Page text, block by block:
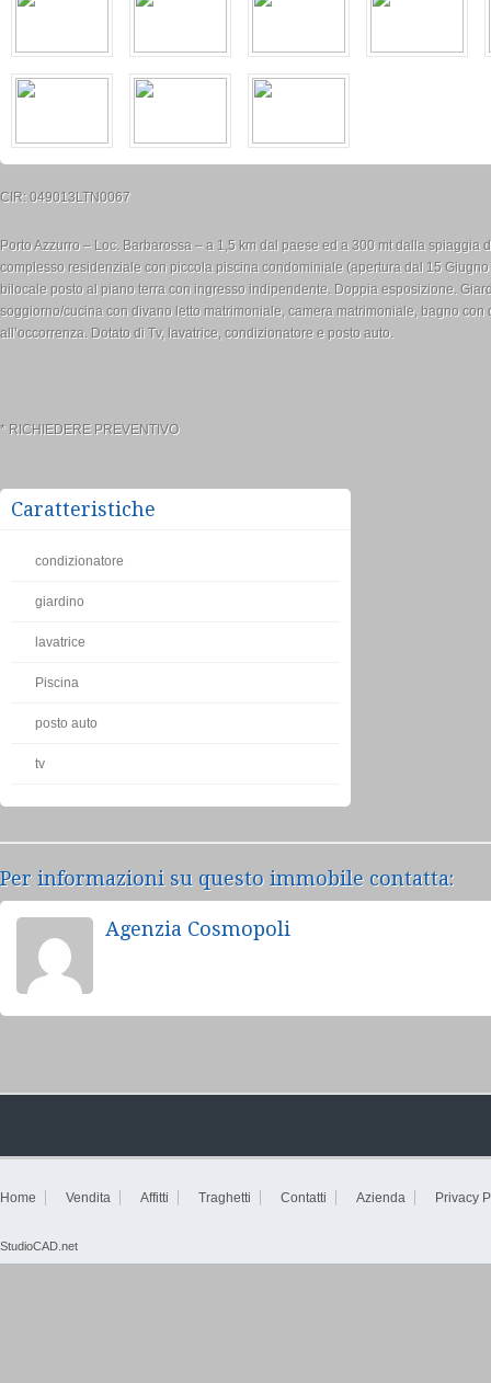
CIR: 049013LTN0067
Porto Azzurro – Loc. Barbarossa – a 1,5 km dal paese ed a 300 mt dalla spiaggia
complesso residenziale con piccola piscina condominiale (apertura dal 15
bilocale posto al piano terra con ingresso indipendente. Doppia esposizione.
soggiorno/cucina con divano letto matrimoniale, camera matrimoniale, bagno con
all’occorrenza. Dotato di Tv, lavatrice, condizionatore e posto auto.
* RICHIEDERE PREVENTIVO
Caratteristiche
condizionatore
giardino
lavatrice
Piscina
posto auto
tv
Per informazioni su questo immobile contatta:
Agenzia Cosmopoli
Home Vendita Affitti Traghetti Contatti Azienda Privacy
StudioCAD.net